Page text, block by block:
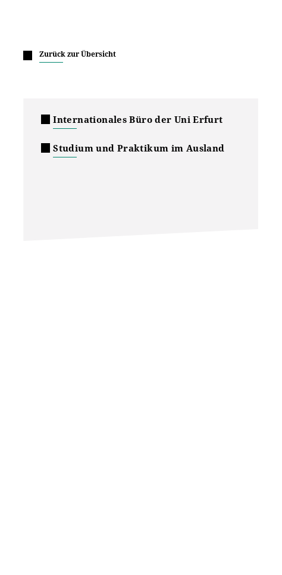
Zurück zur Übersicht
Internationales Büro der Uni Erfurt
Studium und Praktikum im Ausland